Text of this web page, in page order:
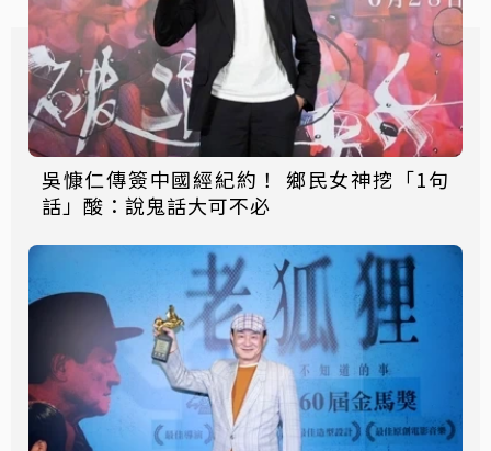
吳慷仁傳簽中國經紀約！ 鄉民女神挖「1句
話」酸：說鬼話大可不必